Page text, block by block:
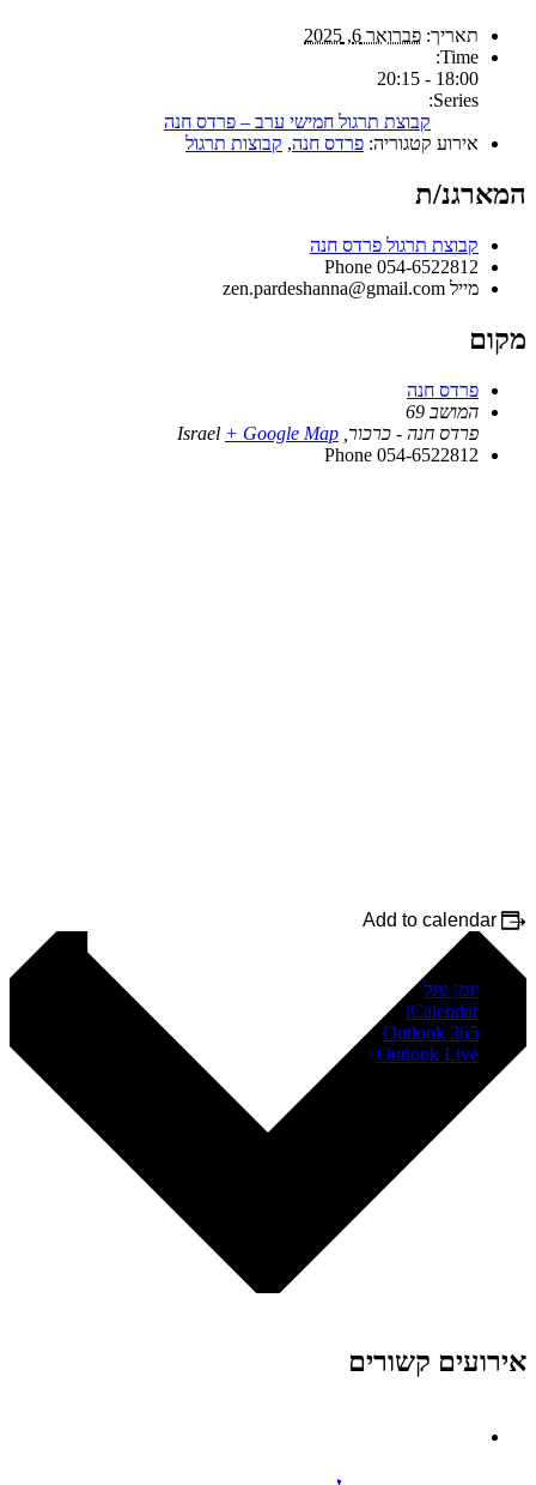
תאריך: פברואר 6, 2025
Time:
18:00 - 20:15
Series:
קבוצת תרגול חמישי ערב – פרדס חנה
אירוע קטגוריה: פרדס חנה, קבוצות תרגול
המארגנ/ת
קבוצת תרגול פרדס חנה
Phone 054-6522812
מייל zen.pardeshanna@gmail.com
מקום
פרדס חנה
המושב 69
פרדס חנה - כרכור
Israel + Google Map
Phone 054-6522812
Add to calendar
יומן גוגל
iCalendar
Outlook 365
Outlook Live
אירועים קשורים